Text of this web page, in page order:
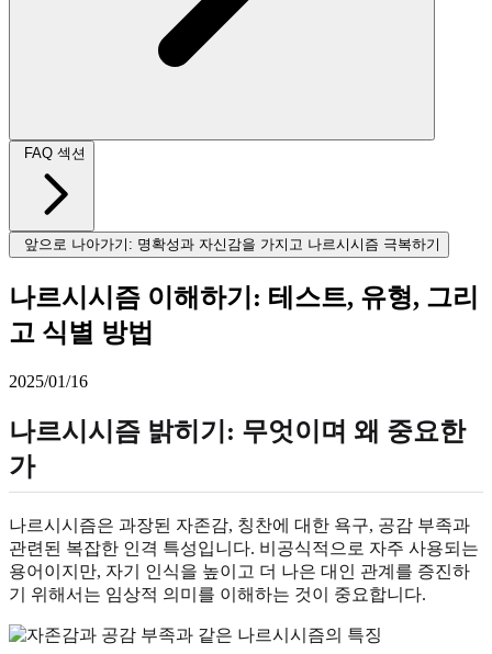
FAQ 섹션
앞으로 나아가기: 명확성과 자신감을 가지고 나르시시즘 극복하기
나르시시즘 이해하기: 테스트, 유형, 그리
고 식별 방법
2025/01/16
나르시시즘 밝히기: 무엇이며 왜 중요한
가
나르시시즘은 과장된 자존감, 칭찬에 대한 욕구, 공감 부족과
관련된 복잡한 인격 특성입니다. 비공식적으로 자주 사용되는
용어이지만, 자기 인식을 높이고 더 나은 대인 관계를 증진하
기 위해서는 임상적 의미를 이해하는 것이 중요합니다.